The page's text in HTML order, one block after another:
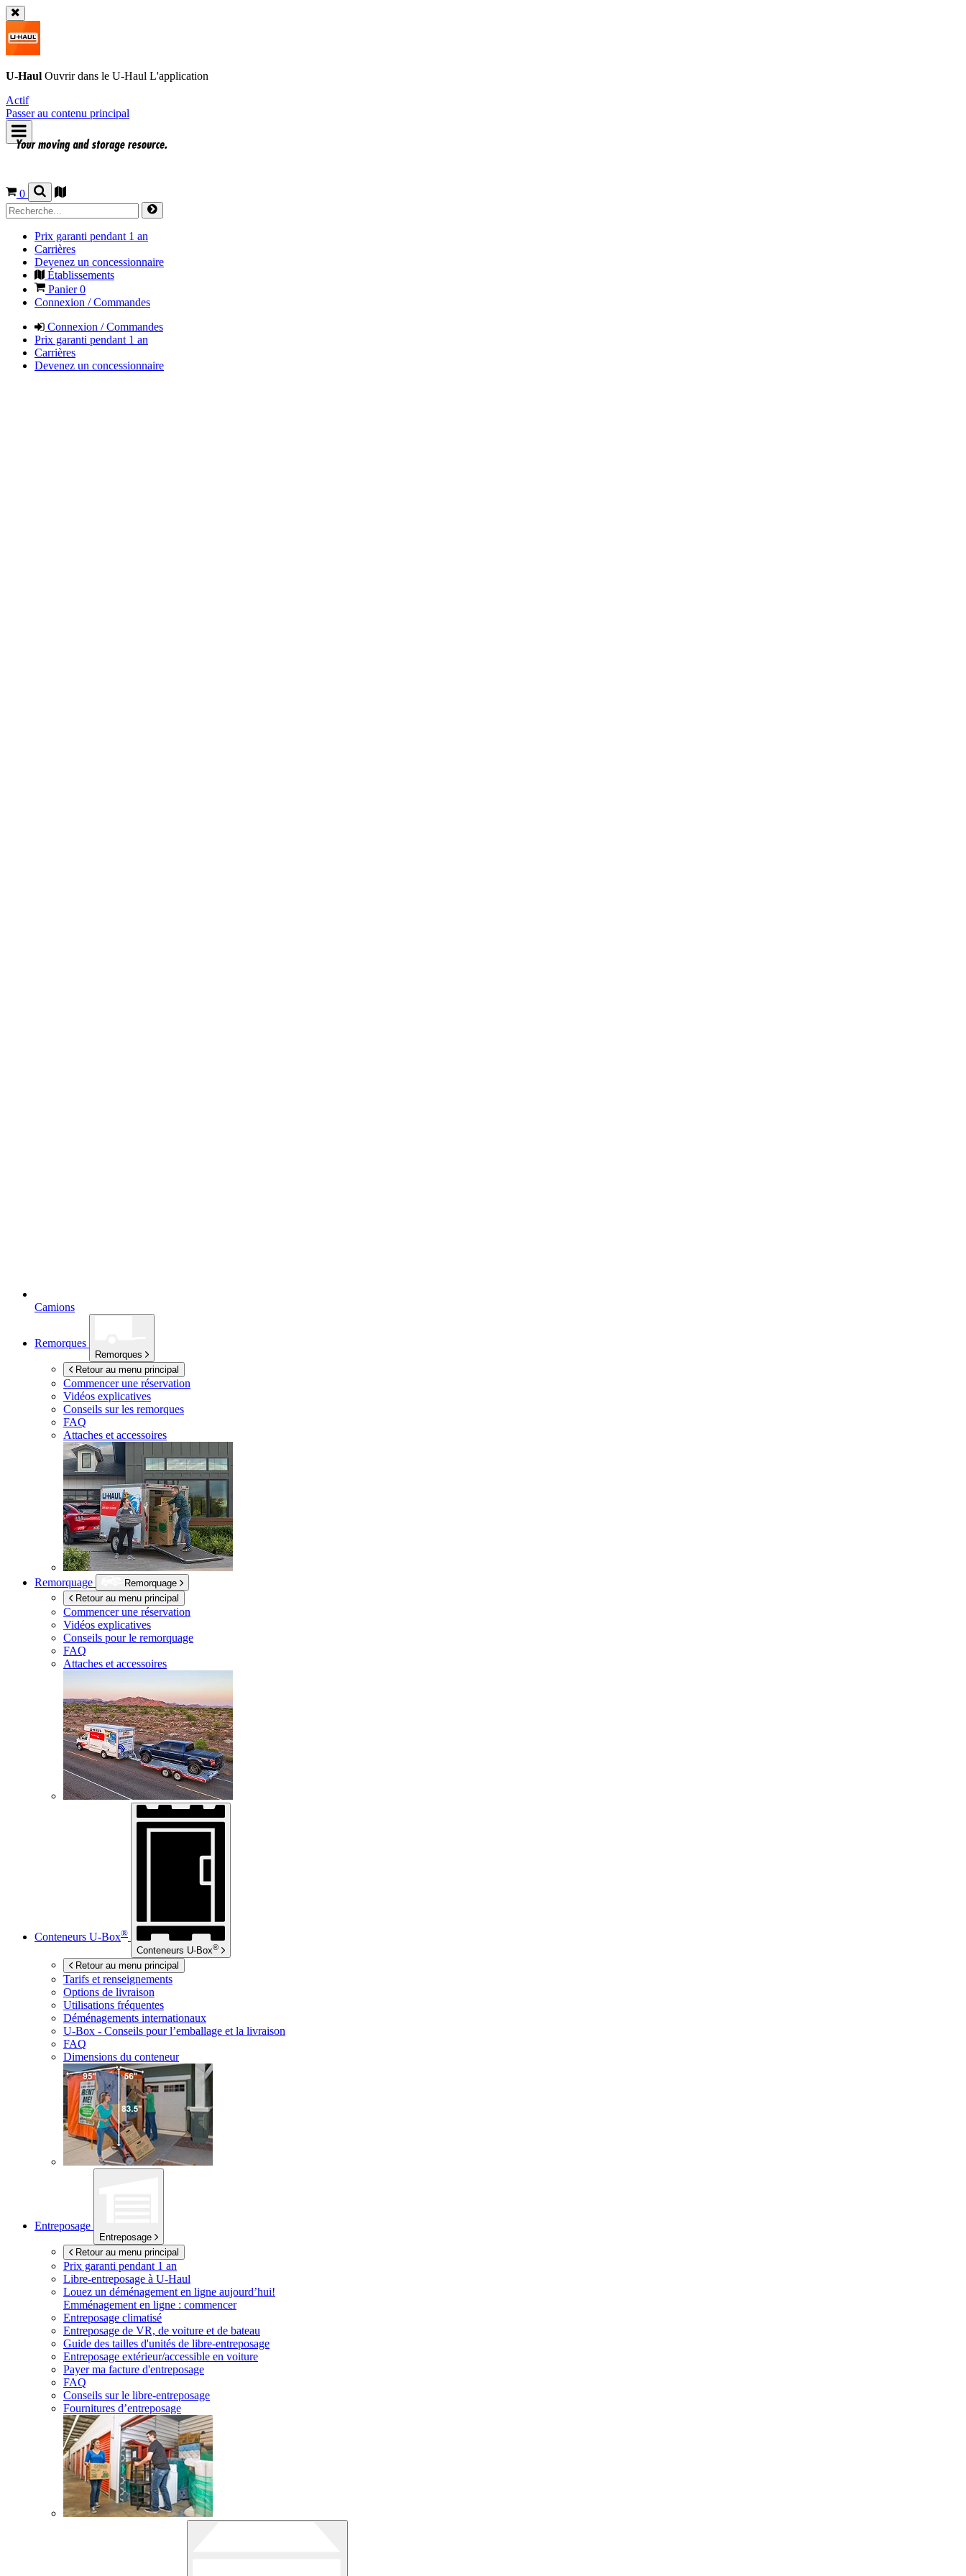
U-Haul Ouvrir dans le U-Haul L'application
Actif
Passer au contenu principal
0
Prix garanti pendant 1 an
Carrières
Devenez un concessionnaire
Établissements
Panier0
Connexion / Commandes
Connexion / Commandes
Prix garanti pendant 1 an
Carrières
Devenez un concessionnaire
Camions
Remorques
Remorques
Retour au menu principal
Commencer une réservation
Vidéos explicatives
Conseils sur les remorques
FAQ
Attaches et accessoires
Remorquage
Remorquage
Retour au menu principal
Commencer une réservation
Vidéos explicatives
Conseils pour le remorquage
FAQ
Attaches et accessoires
Conteneurs U-Box®
Conteneurs U-Box®
Retour au menu principal
Tarifs et renseignements
Options de livraison
Utilisations fréquentes
Déménagements internationaux
U-Box - Conseils pour l’emballage et la livraison
FAQ
Dimensions du conteneur
Entreposage
Entreposage
Retour au menu principal
Prix garanti pendant 1 an
Libre-entreposage à U-Haul
Louez un déménagement en ligne aujourd’hui!
Emménagement en ligne : commencer
Entreposage climatisé
Entreposage de VR, de voiture et de bateau
Guide des tailles d'unités de libre-entreposage
Entreposage extérieur/accessible en voiture
Payer ma facture d'entreposage
FAQ
Conseils sur le libre-entreposage
Fournitures d’entreposage